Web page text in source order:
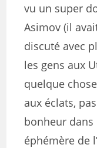
vu un super
Asimov (il
discuté avec
les gens aux
quelque
aux éclats,
bonheur
éphémère de